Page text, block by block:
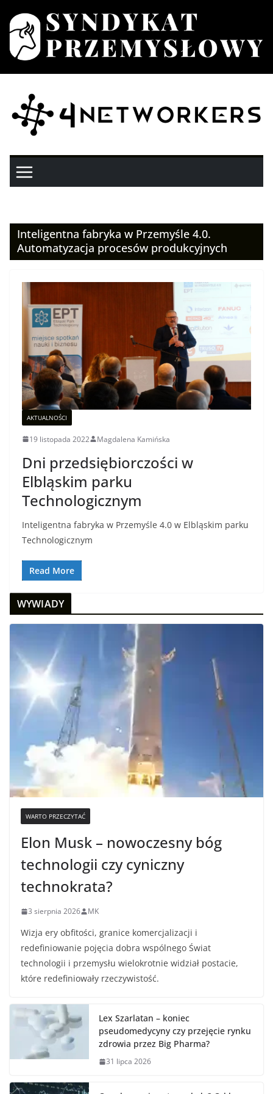
do
treści
Inteligentna fabryka w Przemyśle 4.0.
Automatyzacja procesów produkcyjnych
AKTUALNOŚCI
19 listopada 2022 Magdalena Kamińska
Dni przedsiębiorczości w
Elbląskim parku
Technologicznym
Inteligentna fabryka w Przemyśle 4.0 w Elbląskim parku
Technologicznym
Read More
WYWIADY
WARTO PRZECZYTAĆ
Elon Musk – nowoczesny bóg
technologii czy cyniczny
technokrata?
3 sierpnia 2026 MK
Wizja ery obfitości, granice komercjalizacji i
redefiniowanie pojęcia dobra wspólnego Świat
technologii i przemysłu wielokrotnie widział postacie,
które redefiniowały rzeczywistość.
Lex Szarlatan – koniec
pseudomedycyny czy przejęcie rynku
zdrowia przez Big Pharma?
31 lipca 2026